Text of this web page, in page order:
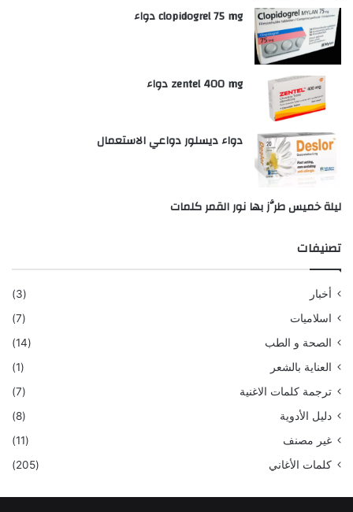
clopidogrel 75 mg دواء
zentel 400 mg دواء
دواء ديسلور دواعي الاستعمال
ليلة خميس طرَّز بها نور القمر كلمات
تصنيفات
أخبار
(3)
اسلاميات
(7)
الصحة و الطب
(14)
العناية بالشعر
(1)
ترجمة كلمات الاغنية
(7)
دليل الأدوية
(8)
غير مصنف
(11)
كلمات الأغاني
(205)